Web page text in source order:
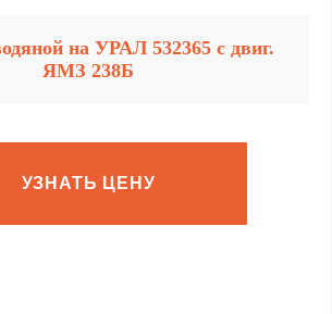
на УРАЛ 532365 с двиг.
ЯМЗ 238Б
УЗНАТЬ ЦЕНУ